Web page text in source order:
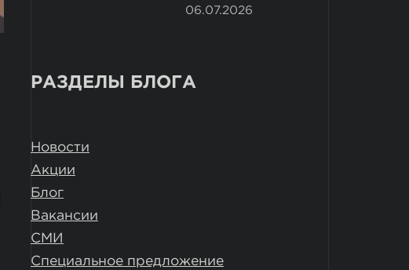
06.07.2026
РАЗДЕЛЫ БЛОГА
Новости
Акции
Блог
Вакансии
СМИ
Специальное предложение